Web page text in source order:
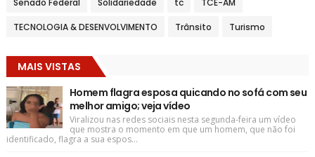
TECNOLOGIA & DESENVOLVIMENTO Trânsito Turismo
MAIS VISTAS
Homem flagra esposa quicando no sofá com seu
melhor amigo; veja vídeo
Viralizou nas redes sociais nesta segunda-feira um vídeo
que mostra o momento em que um homem, que não foi
identificado, flagra a sua espos...